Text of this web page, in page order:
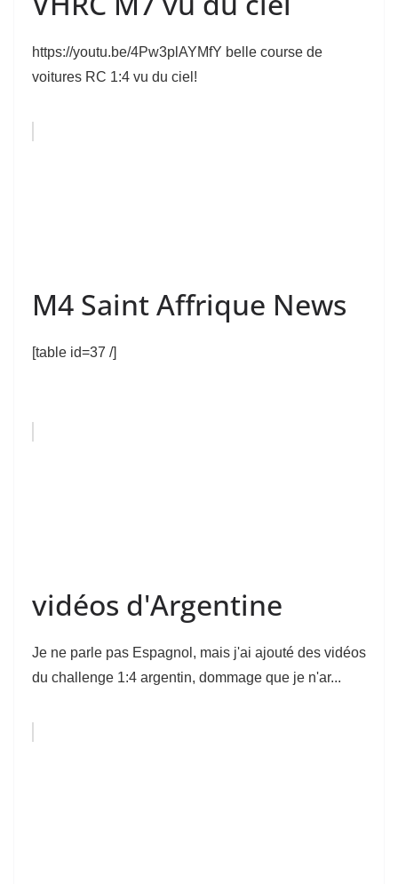
https://youtu.be/4Pw3plAYMfY belle course de
voitures RC 1:4 vu du ciel!
M4 Saint Affrique News
[table id=37 /]
vidéos d'Argentine
Je ne parle pas Espagnol, mais j'ai ajouté des vidéos
du challenge 1:4 argentin, dommage que je n'ar...